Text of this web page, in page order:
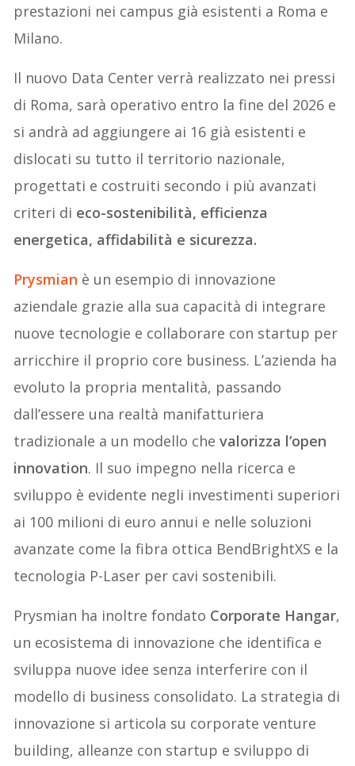
prestazioni nei campus già esistenti a Roma e
Milano.
Il nuovo Data Center verrà realizzato nei pressi
di Roma, sarà operativo entro la fine del 2026 e
si andrà ad aggiungere ai 16 già esistenti e
dislocati su tutto il territorio nazionale,
progettati e costruiti secondo i più avanzati
criteri di eco-sostenibilità, efficienza
energetica, affidabilità e sicurezza.
Prysmian è un esempio di innovazione
aziendale grazie alla sua capacità di integrare
nuove tecnologie e collaborare con startup per
arricchire il proprio core business. L’azienda ha
evoluto la propria mentalità, passando
dall’essere una realtà manifatturiera
tradizionale a un modello chevalorizza l’open
innovation. Il suo impegno nella ricerca e
sviluppo è evidente negli investimenti superiori
ai 100 milioni di euro annui e nelle soluzioni
avanzate come la fibra ottica BendBrightXS e la
tecnologia P-Laser per cavi sostenibili.
Prysmian ha inoltre fondato Corporate Hangar,
un ecosistema di innovazione che identifica e
sviluppa nuove idee senza interferire con il
modello di business consolidato. La strategia di
innovazione si articola su corporate venture
building, alleanze con startup e sviluppo di